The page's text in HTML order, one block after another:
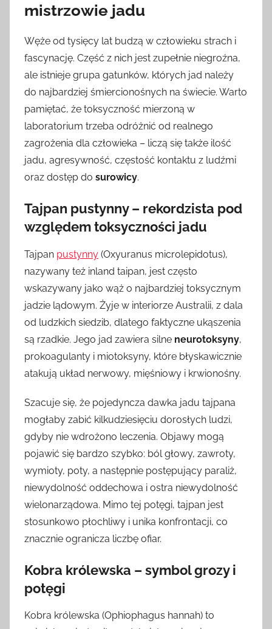
mistrzowie jadu
Węże od tysięcy lat budzą w człowieku strach i
fascynację. Część z nich jest zupełnie niegroźna,
ale istnieje grupa gatunków, których jad należy
do najbardziej śmiercionośnych na świecie. Warto
pamiętać, że toksyczność mierzoną w
laboratorium trzeba odróżnić od realnego
zagrożenia dla człowieka – liczą się także ilość
jadu, agresywność, częstość kontaktu z ludźmi
oraz dostęp do surowicy.
Tajpan pustynny – rekordzista pod
względem toksyczności jadu
Tajpan pustynny (Oxyuranus microlepidotus),
nazywany też inland taipan, jest często
wskazywany jako wąż o najbardziej toksycznym
jadzie lądowym. Żyje w interiorze Australii, z dala
od ludzkich siedzib, dlatego faktyczne ukąszenia
są rzadkie. Jego jad zawiera silne neurotoksyny,
prokoagulanty i miotoksyny, które błyskawicznie
atakują układ nerwowy, mięśniowy i krwionośny.
Szacuje się, że pojedyncza dawka jadu tajpana
mogłaby zabić kilkudziesięciu dorosłych ludzi,
gdyby nie wdrożono leczenia. Objawy mogą
pojawić się bardzo szybko: ból głowy, zawroty,
wymioty, poty, a następnie postępujący paraliż,
niewydolność oddechowa i ostra niewydolność
wielonarządowa. Mimo tej potęgi, tajpan jest
stosunkowo płochliwy i unika konfrontacji, co
znacznie ogranicza liczbę ofiar.
Kobra królewska – symbol grozy i
potęgi
Kobra królewska (Ophiophagus hannah) to